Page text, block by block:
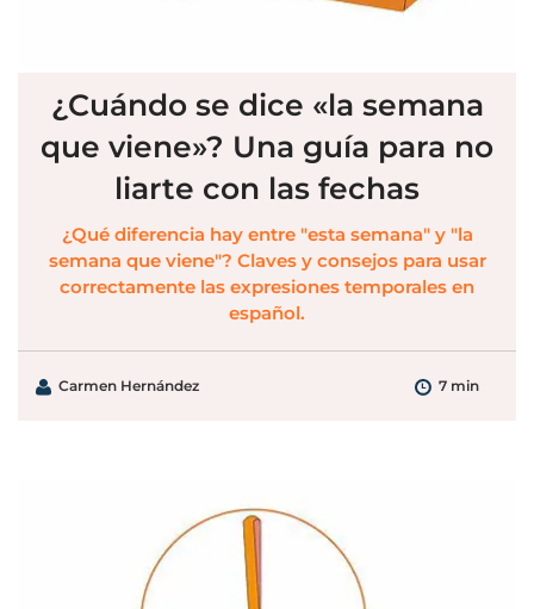
¿Cuándo se dice «la semana
que viene»? Una guía para no
liarte con las fechas
¿Qué diferencia hay entre "esta semana" y "la
semana que viene"? Claves y consejos para usar
correctamente las expresiones temporales en
español.
Carmen Hernández 7 min